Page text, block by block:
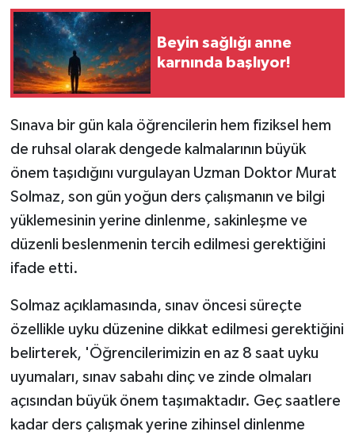
Beyin sağlığı anne
karnında başlıyor!
Sınava bir gün kala öğrencilerin hem fiziksel hem
de ruhsal olarak dengede kalmalarının büyük
önem taşıdığını vurgulayan Uzman Doktor Murat
Solmaz, son gün yoğun ders çalışmanın ve bilgi
yüklemesinin yerine dinlenme, sakinleşme ve
düzenli beslenmenin tercih edilmesi gerektiğini
ifade etti.
Solmaz açıklamasında, sınav öncesi süreçte
özellikle uyku düzenine dikkat edilmesi gerektiğini
belirterek, 'Öğrencilerimizin en az 8 saat uyku
uyumaları, sınav sabahı dinç ve zinde olmaları
açısından büyük önem taşımaktadır. Geç saatlere
kadar ders çalışmak yerine zihinsel dinlenme